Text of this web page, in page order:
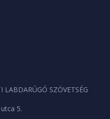
LABDARÚGÓ SZÖVETSÉG
5.